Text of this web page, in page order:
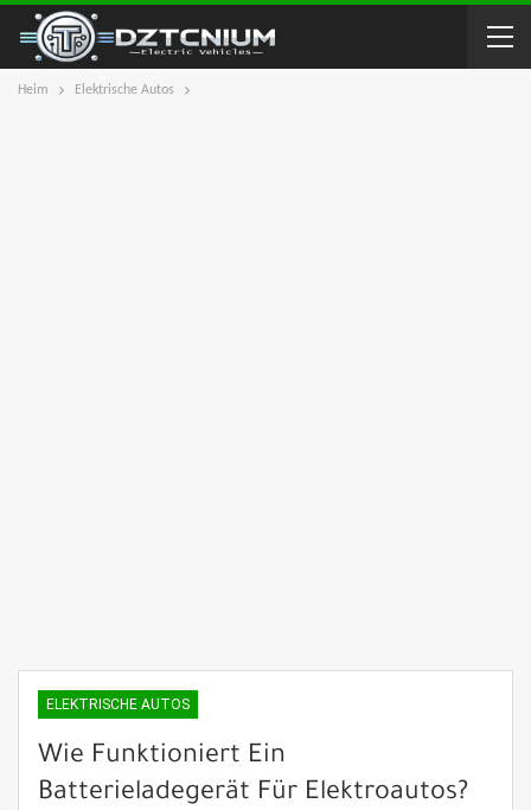
Heim Elektrische Autos
ELEKTRISCHE AUTOS
Wie Funktioniert Ein
Batterieladegerät Für Elektroautos?